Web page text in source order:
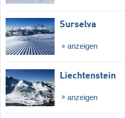
Surselva
anzeigen
Liechtenstein
anzeigen